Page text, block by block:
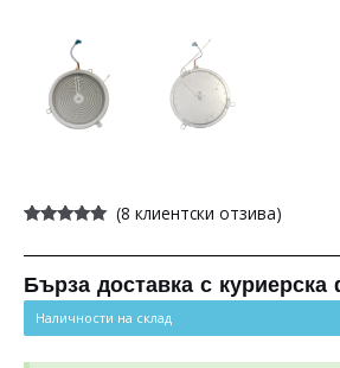
5.00от 5,
потребителски
оценки
(8 клиентски отзива)
Бърза доставка с
Наличности на склад